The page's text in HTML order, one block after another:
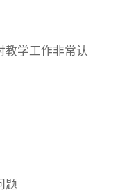
教学工作非常认
题